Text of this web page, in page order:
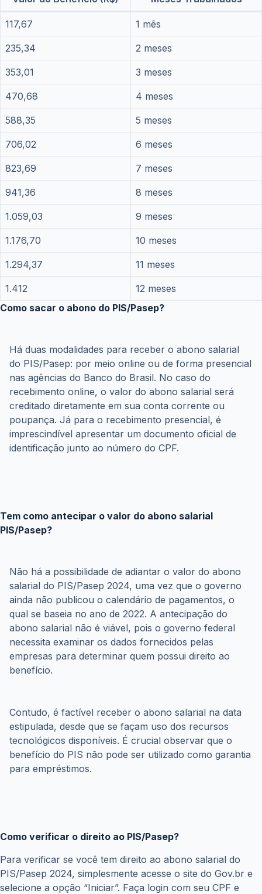
117,67 1 mês
235,34 2 meses
353,01 3 meses
470,68 4 meses
588,35 5 meses
706,02 6 meses
823,69 7 meses
941,36 8 meses
1.059,03 9 meses
1.176,70 10 meses
1.294,37 11 meses
1.412
12 meses
Como sacar o abono do PIS/Pasep?
Há duas modalidades para receber o abono salarial
do PIS/Pasep: por meio online ou de forma presencial
nas agências do Banco do Brasil. No caso do
recebimento online, o valor do abono salarial será
creditado diretamente em sua conta corrente ou
poupança. Já para o recebimento presencial, é
imprescindível apresentar um documento oficial de
identificação junto ao número do CPF.
Tem como antecipar o valor do abono salarial
PIS/Pasep?
Não há a possibilidade de adiantar o valor do abono
salarial do PIS/Pasep 2024, uma vez que o governo
ainda não publicou o calendário de pagamentos, o
qual se baseia no ano de 2022. A antecipação do
abono salarial não é viável, pois o governo federal
necessita examinar os dados fornecidos pelas
empresas para determinar quem possui direito ao
benefício.
Contudo, é factível receber o abono salarial na data
estipulada, desde que se façam uso dos recursos
tecnológicos disponíveis. É crucial observar que o
benefício do PIS não pode ser utilizado como garantia
para empréstimos.
Como verificar o direito ao PIS/Pasep?
Para verificar se você tem direito ao abono salarial do
PIS/Pasep 2024, simplesmente acesse o site do Gov.br e
selecione a opção “Iniciar”. Faça login com seu CPF e